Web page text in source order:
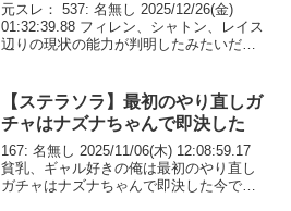
元スレ： 537: 名無し 2025/12/26(金)
01:32:39.88 フィレン、シャトン、レイス
辺りの現状の能力が判明したみたいだ特
全部のバフとかに乗っかる...
【ステラソラ】最初のやり直しガ
チャはナズナちゃんで即決した
167: 名無し 2025/11/06(木) 12:08:59.17
貧乳、ギャル好きの俺は最初のやり直し
ガチャはナズナちゃんで即決した今でも